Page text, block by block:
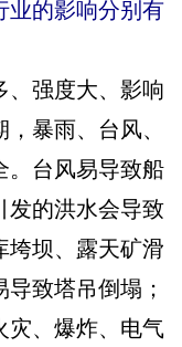
业的影响分别有
、强度大、影响
暴雨、台风、
。台风易导致船
发的洪水会导致
垮坝、露天矿滑
致塔吊倒塌；
灾、爆炸、电气